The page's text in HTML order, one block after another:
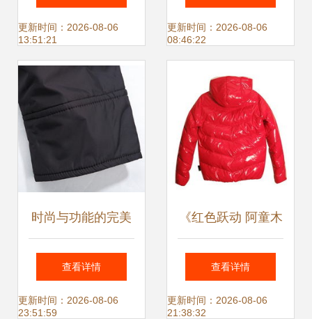
见证匠心品质
更新时间：2026-08-06
13:51:21
更新时间：2026-08-06
08:46:22
时尚与功能的完美
融合 花花公子男士
短款羽绒服评测
查看详情
更新时间：2026-08-06
23:51:59
《红色跃动 阿童木
IT撞色羽绒外套穿
搭解析》
查看详情
更新时间：2026-08-06
21:38:32